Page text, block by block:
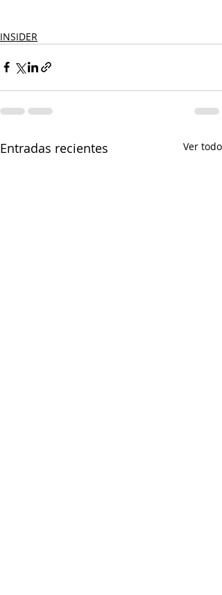
INSIDER
Entradas recientes Ver todo